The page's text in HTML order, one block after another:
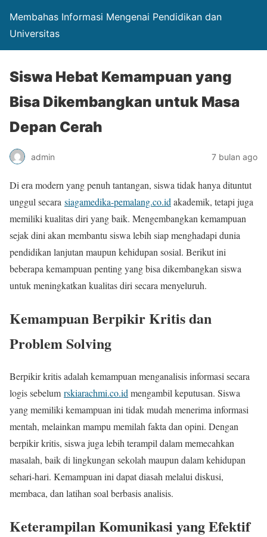
Membahas Informasi Mengenai Pendidikan dan
Universitas
Siswa Hebat Kemampuan yang
Bisa Dikembangkan untuk Masa
Depan Cerah
admin 7 bulan ago
Di era modern yang penuh tantangan, siswa tidak hanya dituntut
unggul secara siagamedika-pemalang.co.id akademik, tetapi juga
memiliki kualitas diri yang baik. Mengembangkan kemampuan
sejak dini akan membantu siswa lebih siap menghadapi dunia
pendidikan lanjutan maupun kehidupan sosial. Berikut ini
beberapa kemampuan penting yang bisa dikembangkan siswa
untuk meningkatkan kualitas diri secara menyeluruh.
Kemampuan Berpikir Kritis dan
Problem Solving
Berpikir kritis adalah kemampuan menganalisis informasi secara
logis sebelum rskiarachmi.co.id mengambil keputusan. Siswa
yang memiliki kemampuan ini tidak mudah menerima informasi
mentah, melainkan mampu memilah fakta dan opini. Dengan
berpikir kritis, siswa juga lebih terampil dalam memecahkan
masalah, baik di lingkungan sekolah maupun dalam kehidupan
sehari-hari. Kemampuan ini dapat diasah melalui diskusi,
membaca, dan latihan soal berbasis analisis.
Keterampilan Komunikasi yang Efektif